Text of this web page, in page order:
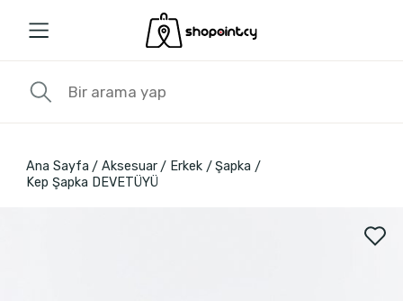
Ana Sayfa Aksesuar Erkek
Şapka
Kep Şapka DEVETÜYÜ